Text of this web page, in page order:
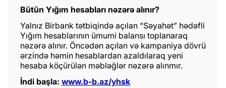
Bütün Yığım hesabları nəzərə alınır?
Yalnız Birbank tətbiqində açılan “Səyahət” hədəfli
Yığım hesablarının ümumi balansı toplanaraq
nəzərə alınır. Öncədən açılan və kampaniya dövrü
ərzində həmin hesablardan azaldılaraq yeni
hesaba köçürülən məbləğlər nəzərə alınmır.
İndi başla: www.b-b.az/yhsk